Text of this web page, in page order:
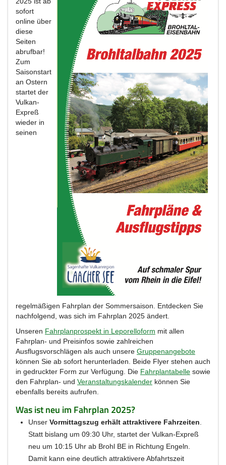
sofort
online über
diese
Seiten
abrufbar!
Zum
Saisonstart
an Ostern
startet der
Vulkan-
Expreß
wieder in
seinen
regelmäßigen Fahrplan der Sommersaison. Entdecken Sie
nachfolgend, was sich im Fahrplan 2025 ändert.
Unseren Fahrplanprospekt in Leporelloform mit allen
Fahrplan- und Preisinfos sowie zahlreichen
Ausflugsvorschlägen als auch unsere Gruppenangebote
können Sie ab sofort herunterladen. Beide Flyer stehen auch
in gedruckter Form zur Verfügung. Die Fahrplantabelle sowie
den Fahrplan- und Veranstaltungskalender können Sie
ebenfalls bereits aufrufen.
Was ist neu im Fahrplan 2025?
Unser Vormittagszug erhält attraktivere Fahrzeiten.
Statt bislang um 09:30 Uhr, startet der Vulkan-Expreß
neu um 10:15 Uhr ab Brohl BE in Richtung Engeln.
Damit kann eine deutlich attraktivere Abfahrtszeit